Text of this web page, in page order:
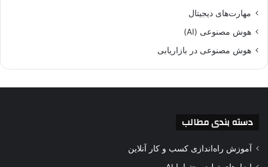
مهارت‌های دیجیتال
هوش مصنوعی (AI)
هوش مصنوعی در بازاریابی
دسته بندی مطالب
آموزش راه‌اندازی کسب و کار آنلاین